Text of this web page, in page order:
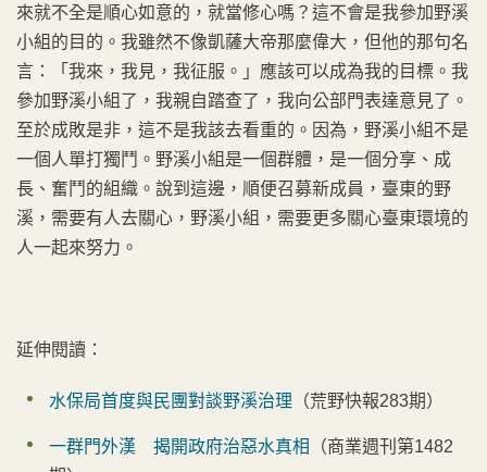
來就不全是順心如意的，就當修心嗎？這不會是我參加野溪
小組的目的。我雖然不像凱薩大帝那麼偉大，但他的那句名
言：「我來，我見，我征服。」應該可以成為我的目標。我
參加野溪小組了，我親自踏查了，我向公部門表達意見了。
至於成敗是非，這不是我該去看重的。因為，野溪小組不是
一個人單打獨鬥。野溪小組是一個群體，是一個分享、成
長、奮鬥的組織。說到這邊，順便召募新成員，臺東的野
溪，需要有人去關心，野溪小組，需要更多關心臺東環境的
人一起來努力。
延伸閱讀：
水保局首度與民團對談野溪治理 （荒野快報283期）
一群門外漢 揭開政府治惡水真相
（商業週刊第1482